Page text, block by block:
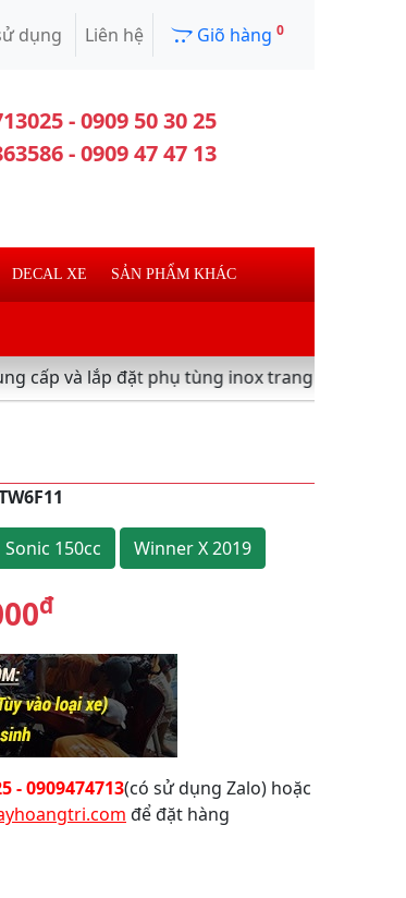
dụng Liên hệ Giõ hàng 0
- 0909 50 30 25
- 0909 47 47 13
DECAL XE SẢN PHẨM KHÁC
đặt phụ tùng inox trang trí làm đẹp xe máy
Sonic 150cc Winner X 2019
đ
- 0909474713(có sử dụng Zalo) hoặc
để đặt hàng